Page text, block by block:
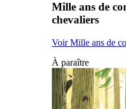
Mille ans de
chevaliers
Voir Mille ans de
À paraître